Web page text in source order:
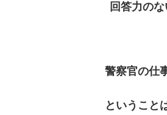
回答力の
警察官の仕
ということ